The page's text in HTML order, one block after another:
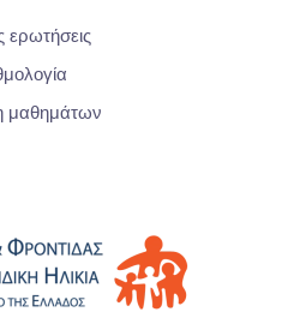
ερωτήσεις
μαθημάτων